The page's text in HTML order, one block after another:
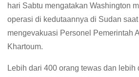
hari Sabtu mengatakan Washington
operasi di kedutaannya di Sudan
mengevakuasi Personel Pemerintah
Khartoum.
Lebih dari 400 orang tewas dan lebih